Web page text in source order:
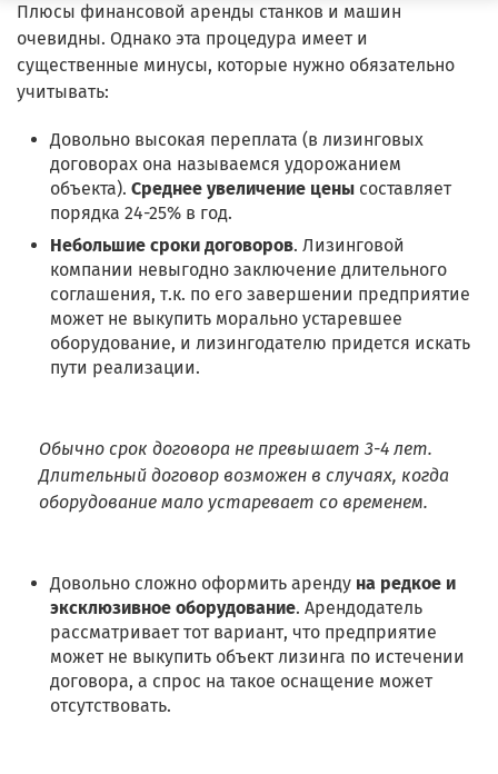
Плюсы финансовой аренды станков и машин
очевидны. Однако эта процедура имеет и
существенные минусы, которые нужно обязательно
учитывать:
Довольно высокая переплата (в лизинговых
договорах она называемся удорожанием
объекта). Среднее увеличение цены составляет
порядка 24-25% в год.
Небольшие сроки договоров. Лизинговой
компании невыгодно заключение длительного
соглашения, т.к. по его завершении предприятие
может не выкупить морально устаревшее
оборудование, и лизингодателю придется искать
пути реализации.
Обычно срок договора не превышает 3-4 лет.
Длительный договор возможен в случаях, когда
оборудование мало устаревает со временем.
Довольно сложно оформить аренду на редкое и
эксклюзивное оборудование. Арендодатель
рассматривает тот вариант, что предприятие
может не выкупить объект лизинга по истечении
договора, а спрос на такое оснащение может
отсутствовать.